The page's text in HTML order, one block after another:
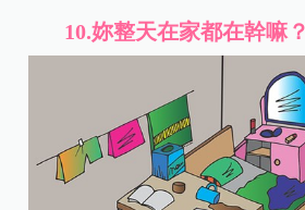
10.妳整天在家都在幹嘛